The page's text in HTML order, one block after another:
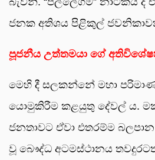
ජනක අතිශය පිළිකුල්
පූජනීය උත්තමයා ගේ
මෙහි දී සලකන්නේ මහා
යොමුකිරීම කළයුතු දේවල් ය.
ජනතාවට ඒවා එතරම්ම
වූ බෞද්ධ අටමස්ථානය